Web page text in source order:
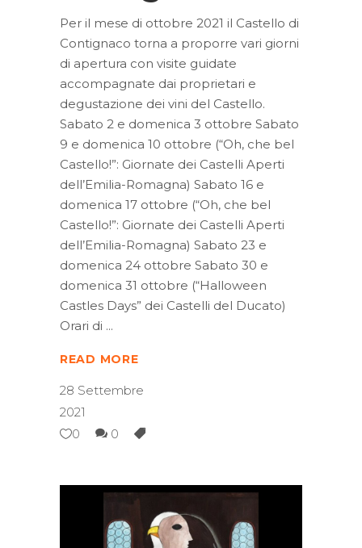
Per il mese di ottobre 2021 il Castello di
Contignaco torna a proporre vari giorni
di apertura con visite guidate
accompagnate dai proprietari e
degustazione dei vini del Castello.
Sabato 2 e domenica 3 ottobre Sabato
9 e domenica 10 ottobre (“Oh, che bel
Castello!”: Giornate dei Castelli Aperti
dell’Emilia-Romagna) Sabato 16 e
domenica 17 ottobre (“Oh, che bel
Castello!”: Giornate dei Castelli Aperti
dell’Emilia-Romagna) Sabato 23 e
domenica 24 ottobre Sabato 30 e
domenica 31 ottobre (“Halloween
Castles Days” dei Castelli del Ducato)
Orari di
READ MORE
28 Settembre
2021
0
0